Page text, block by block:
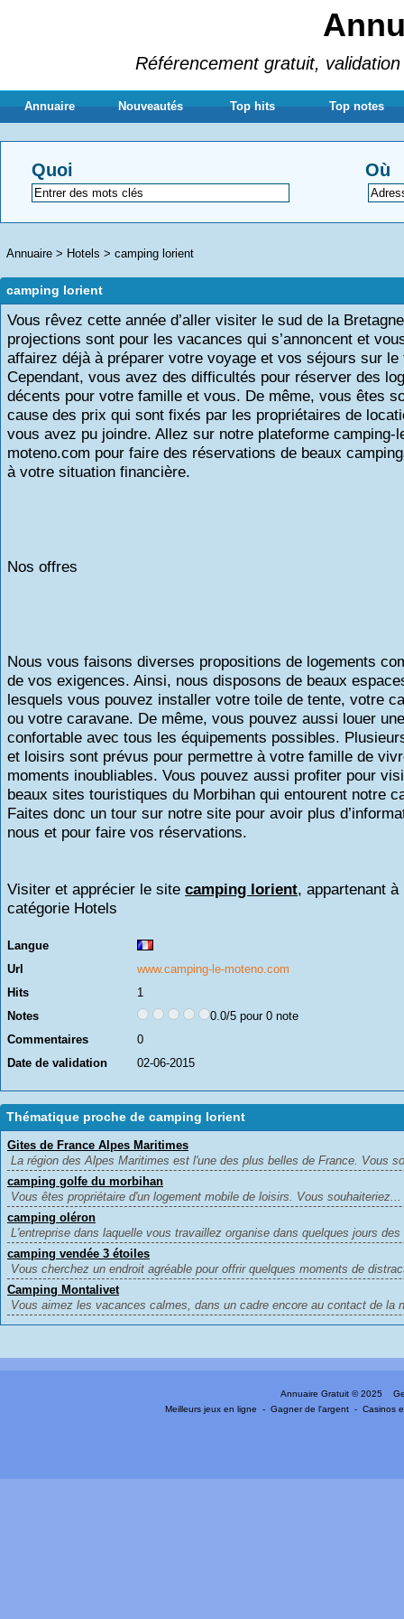
Référencement gratuit,
Annuaire Nouveautés Top hits Top notes
Quoi Où
Annuaire > Hotels > camping lorient
camping lorient
Vous rêvez cette année d’aller visiter le sud de la
projections sont pour les vacances qui s’annoncent et
affairez déjà à préparer votre voyage et vos séjours sur le
Cependant, vous avez des difficultés pour réserver des
décents pour votre famille et vous. De même, vous êtes
cause des prix qui sont fixés par les propriétaires de
vous avez pu joindre. Allez sur notre plateforme camping-
moteno.com pour faire des réservations de beaux
à votre situation financière.
Nos offres
Nous vous faisons diverses propositions de logements
de vos exigences. Ainsi, nous disposons de beaux
lesquels vous pouvez installer votre toile de tente, votre
ou votre caravane. De même, vous pouvez aussi louer
confortable avec tous les équipements possibles.
et loisirs sont prévus pour permettre à votre famille de
moments inoubliables. Vous pouvez aussi profiter pour
beaux sites touristiques du Morbihan qui entourent notre
Faites donc un tour sur notre site pour avoir plus
nous et pour faire vos réservations.
Visiter et apprécier le site camping lorient, appartenant à
catégorie Hotels
Langue
Url
www.camping-le-moteno.com
Hits
1
Notes
0.0/5 pour 0 note
Commentaires
0
Date de validation
02-06-2015
Thématique proche de camping lorient
Gites de France Alpes Maritimes
La région des Alpes Maritimes est l'une des plus belles de France. Vous
camping golfe du morbihan
Vous êtes propriétaire d'un logement mobile de loisirs. Vous souhaiteriez...
camping oléron
L'entreprise dans laquelle vous travaillez organise dans quelques jours
camping vendée 3 étoiles
Vous cherchez un endroit agréable pour offrir quelques moments de
Camping Montalivet
Vous aimez les vacances calmes, dans un cadre encore au contact de la
Annuaire Gratuit © 2025
Meilleurs jeux en ligne
-Gagner de l'argent -Casinos